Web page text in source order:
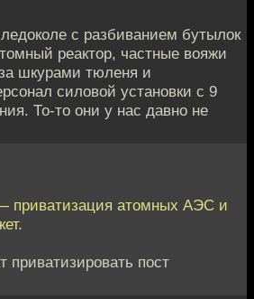
с разбиванием бутылок
реактор, частные вояжи
шкурами тюленя и
силовой установки с 9
То-то они у нас давно не
атомных АЭС и
приватизировать пост